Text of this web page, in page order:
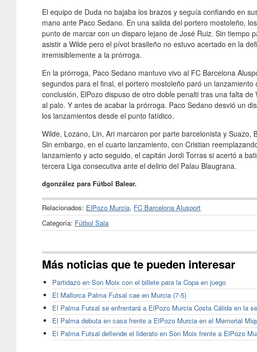
El equipo de Duda no bajaba los brazos y seguía confiando en
mano ante Paco Sedano. En una salida del portero mostoleño,
punto de marcar con un disparo lejano de José Ruiz. Sin tiempo
asistir a Wilde pero el pívot brasileño no estuvo acertado en la
irremisiblemente a la prórroga.
En la prórroga, Paco Sedano mantuvo vivo al FC Barcelona
segundos para el final, el portero mostoleño paró un
conclusión, ElPozo dispuso de otro doble penalti tras una falta
al palo. Y antes de acabar la prórroga. Paco Sedano desvió un
los lanzamientos desde el punto fatídico.
Wilde, Lozano, Lin, Ari marcaron por parte barcelonista y Suazo,
Sin embargo, en el cuarto lanzamiento, con Cristian
lanzamiento y acto seguido, el capitán Jordi Torras si acertó a
tercera Liga consecutiva ante el delirio del Palau Blaugrana.
dgonzález para Fútbol Balear.
Relacionados: ElPozo Murcia, FC Barcelona Alusport
Categoría: Fútbol Sala
Más noticias que te pueden interesar
Partidazo en Son Moix con el billete para la Copa en juego
El Mallorca Palma Futsal cae en Murcia (7-5)
El Palma Futsal se enfrentará a ElPozo Murcia Costa Cálida en la
El Palma debuta en casa frente a ElPozo Murcia en el Memorial
El Palma Futsal defiende el liderato en Son Moix frente a ElPozo